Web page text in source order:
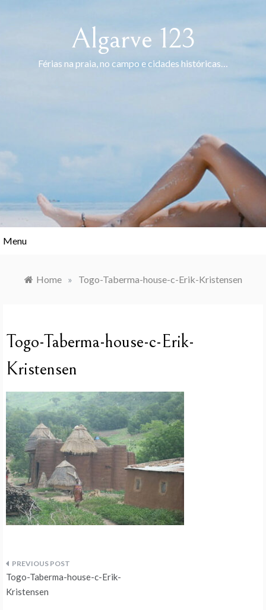
Algarve 123
Férias na praia, no campo e cidades históricas…
Menu
Home » Togo-Taberma-house-c-Erik-Kristensen
Togo-Taberma-house-c-Erik-
Kristensen
Navegação
de
Togo-Taberma-house-c-Erik-
Kristensen